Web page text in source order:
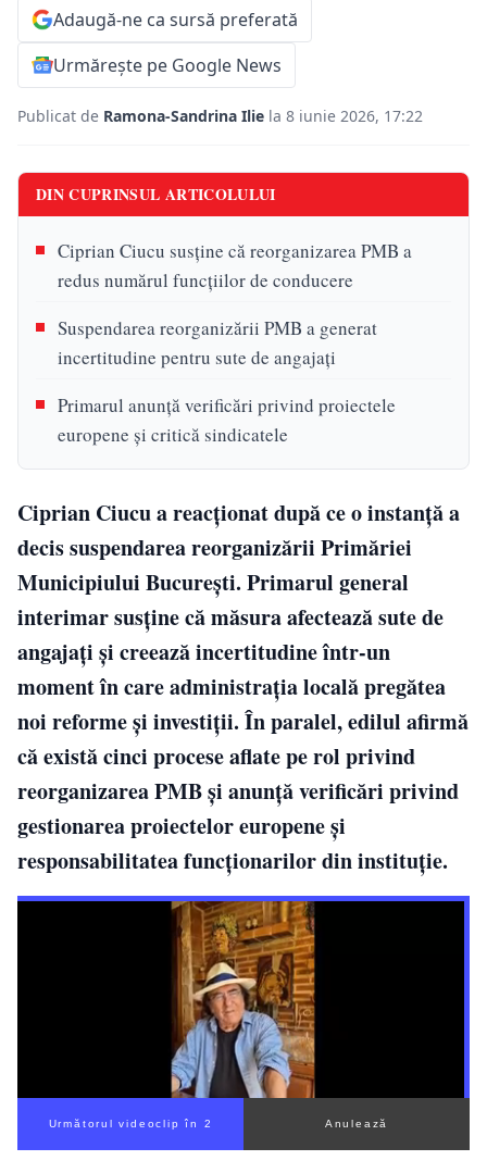
Adaugă-ne ca sursă preferată
Urmărește pe Google News
Publicat de Ramona-Sandrina Ilie la 8 iunie 2026, 17:22
DIN CUPRINSUL ARTICOLULUI
Ciprian Ciucu susține că reorganizarea PMB a
redus numărul funcțiilor de conducere
Suspendarea reorganizării PMB a generat
incertitudine pentru sute de angajați
Primarul anunță verificări privind proiectele
europene și critică sindicatele
Ciprian Ciucu a reacționat după ce o instanță a
decis suspendarea reorganizării Primăriei
Municipiului București. Primarul general
interimar susține că măsura afectează sute de
angajați și creează incertitudine într-un
moment în care administrația locală pregătea
noi reforme și investiții. În paralel, edilul afirmă
că există cinci procese aflate pe rol privind
reorganizarea PMB și anunță verificări privind
gestionarea proiectelor europene și
responsabilitatea funcționarilor din instituție.
Următorul videoclip în 1 Anulează